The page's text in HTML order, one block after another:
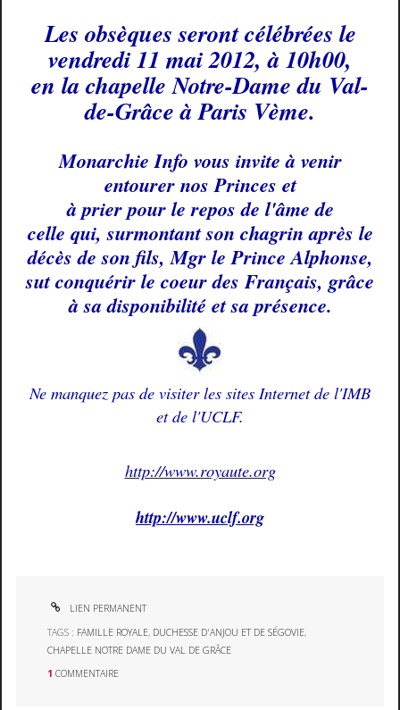
Les obsèques seront célébrées le
vendredi 11 mai 2012, à 10h00,
en la chapelle Notre-Dame du Val-
de-Grâce à Paris Vème.
Monarchie Info vous invite à venir
entourer nos Princes et
à prier pour le repos de l'âme de
celle qui, surmontant son chagrin après le
décès de son fils, Mgr le Prince Alphonse,
sut conquérir le coeur des Français, grâce
à sa disponibilité et sa présence.
Ne manquez pas de visiter les sites Internetde l'IMB
et de l'UCLF.
http://www.royaute.org
http://www.uclf.org
LIEN PERMANENT
TAGS : FAMILLE ROYALE, DUCHESSE D'ANJOU ET DE SÉGOVIE,
CHAPELLE NOTRE DAME DU VAL DE GRÂCE
1 COMMENTAIRE